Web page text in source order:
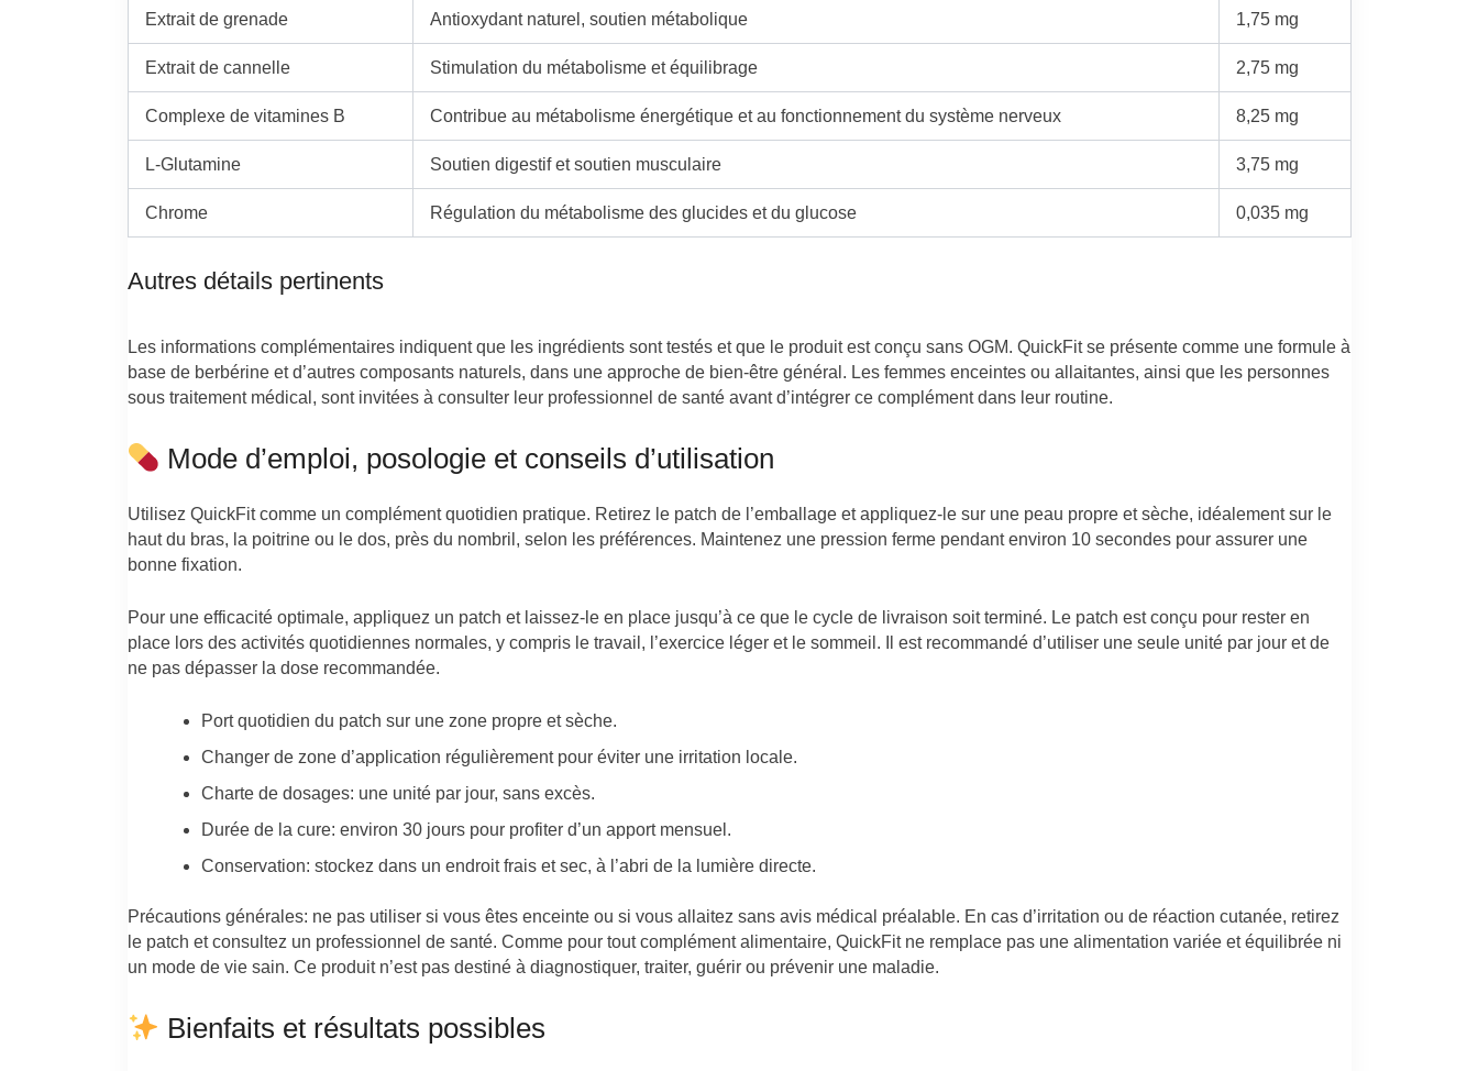
Extrait de grenade Antioxydant naturel, soutien métabolique 1,75 mg
Extrait de cannelle Stimulation du métabolisme et équilibrage 2,75 mg
Complexe de vitamines B Contribue au métabolisme énergétique et au fonctionnement du système nerveux 8,25 mg
L-Glutamine Soutien digestif et soutien musculaire 3,75 mg
Chrome Régulation du métabolisme des glucides et du glucose 0,035 mg
Autres détails pertinents
Les informations complémentaires indiquent que les ingrédients sont testés et que le produit est conçu sans OGM. QuickFit se présente comme une formule à
base de berbérine et d’autres composants naturels, dans une approche de bien-être général. Les femmes enceintes ou allaitantes, ainsi que les personnes
sous traitement médical, sont invitées à consulter leur professionnel de santé avant d’intégrer ce complément dans leur routine.
Mode d’emploi, posologie et conseils d’utilisation
Utilisez QuickFit comme un complément quotidien pratique. Retirez le patch de l’emballage et appliquez-le sur une peau propre et sèche, idéalement sur le
haut du bras, la poitrine ou le dos, près du nombril, selon les préférences. Maintenez une pression ferme pendant environ 10 secondes pour assurer une
bonne fixation.
Pour une efficacité optimale, appliquez un patch et laissez-le en place jusqu’à ce que le cycle de livraison soit terminé. Le patch est conçu pour rester en
place lors des activités quotidiennes normales, y compris le travail, l’exercice léger et le sommeil. Il est recommandé d’utiliser une seule unité par jour et de
ne pas dépasser la dose recommandée.
Port quotidien du patch sur une zone propre et sèche.
Changer de zone d’application régulièrement pour éviter une irritation locale.
Charte de dosages: une unité par jour, sans excès.
Durée de la cure: environ 30 jours pour profiter d’un apport mensuel.
Conservation: stockez dans un endroit frais et sec, à l’abri de la lumière directe.
Précautions générales: ne pas utiliser si vous êtes enceinte ou si vous allaitez sans avis médical préalable. En cas d’irritation ou de réaction cutanée, retirez
le patch et consultez un professionnel de santé. Comme pour tout complément alimentaire, QuickFit ne remplace pas une alimentation variée et équilibrée ni
un mode de vie sain. Ce produit n’est pas destiné à diagnostiquer, traiter, guérir ou prévenir une maladie.
Bienfaits et résultats possibles